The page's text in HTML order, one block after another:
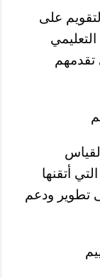
على
أتقنها
تطوير ودعم